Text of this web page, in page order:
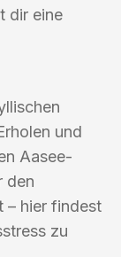
dir eine
und
Aasee-
den
– hier findest
zu